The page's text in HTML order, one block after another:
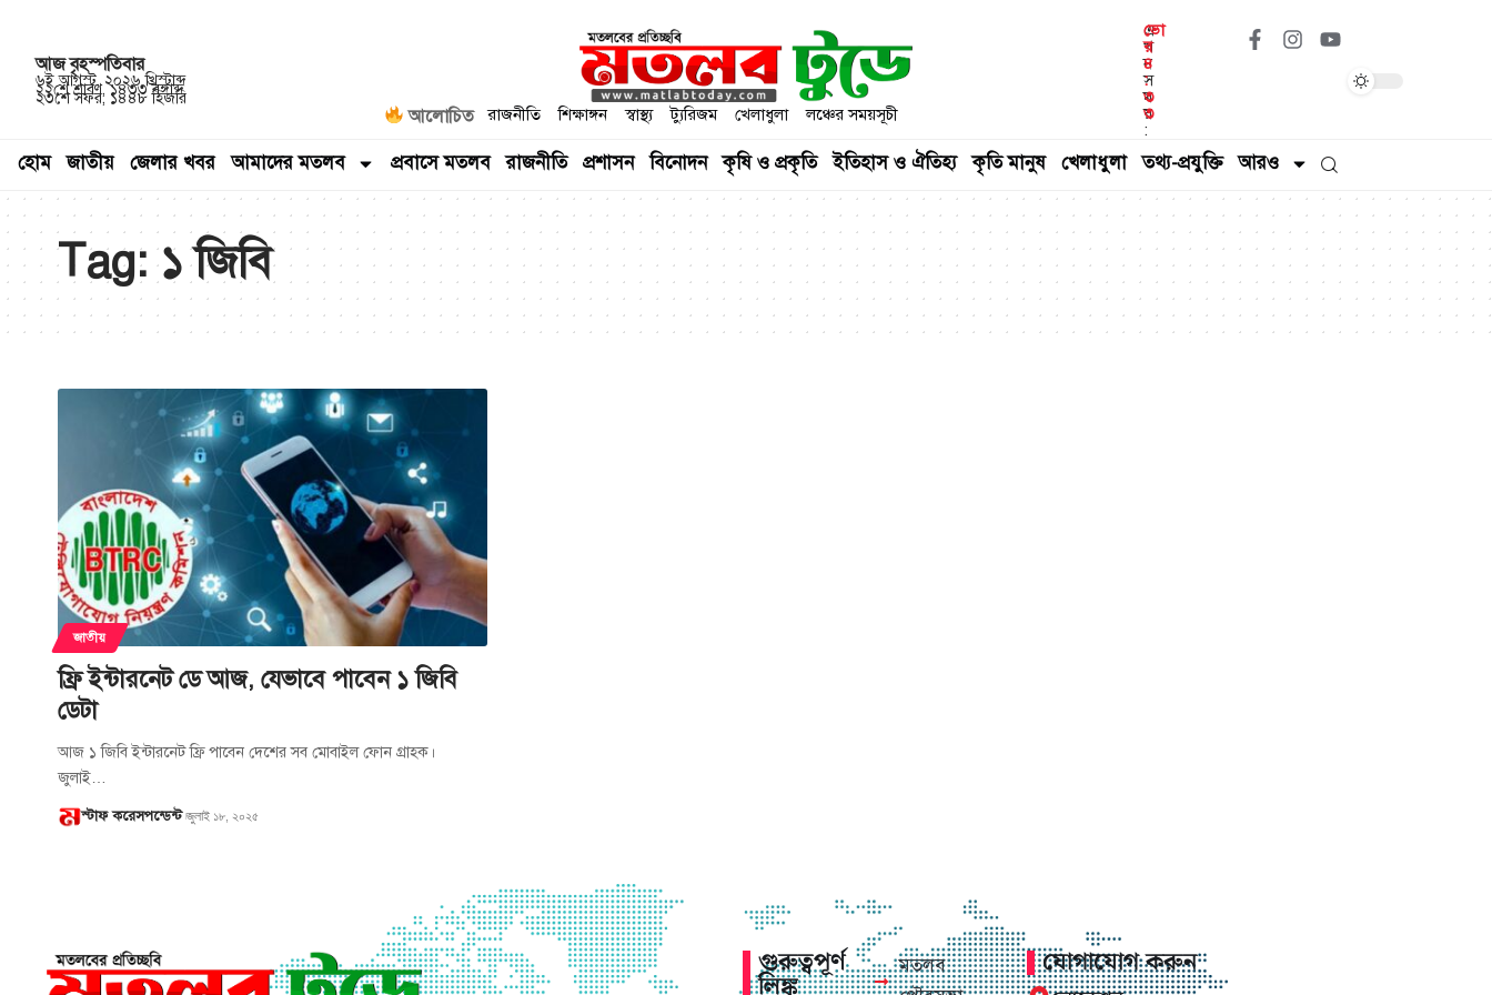
আজবৃহস্পতিবার
৬ই আগস্ট, ২০২৬ খ্রিস্টাব্দ
২২শে শ্রাবণ, ১৪৩৩ বঙ্গাব্দ
২৩শে সফর, ১৪৪৮ হিজরি
আলোচিত রাজনীতি শিক্ষাঙ্গন স্বাস্থ্য ট্যুরিজম খেলাধুলা লঞ্চের সময়সূচী
এ
খ
ন
স
ম
য়
:
ভো
র
৪
:
৩
৩
হোম জাতীয় জেলার খবর আমাদের মতলব প্রবাসে মতলব রাজনীতি প্রশাসন বিনোদন কৃষি ও প্রকৃতি ইতিহাস ও ঐতিহ্য কৃতি মানুষ খেলাধুলা তথ্য-প্রযুক্তি আরও
Tag:১ জিবি
জাতীয়
ফ্রি ইন্টারনেট ডে আজ, যেভাবে পাবেন ১ জিবি
ডেটা
আজ ১ জিবি ইন্টারনেট ফ্রি পাবেন দেশের সব মোবাইল ফোন গ্রাহক।
জুলাই…
স্টাফ করেসপন্ডেন্ট জুলাই ১৮, ২০২৫
গুরুত্বপূর্ণ
লিঙ্ক
মতলব
যোগাযোগ করুন